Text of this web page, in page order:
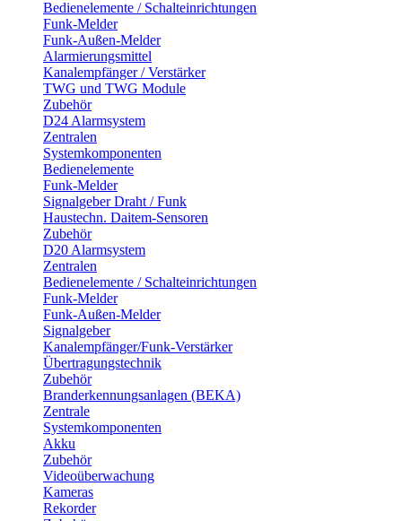
Bedienelemente / Schalteinrichtungen
Funk-Melder
Funk-Außen-Melder
Alarmierungsmittel
Kanalempfänger / Verstärker
TWG und TWG Module
Zubehör
D24 Alarmsystem
Zentralen
Systemkomponenten
Bedienelemente
Funk-Melder
Signalgeber Draht / Funk
Haustechn. Daitem-Sensoren
Zubehör
D20 Alarmsystem
Zentralen
Bedienelemente / Schalteinrichtungen
Funk-Melder
Funk-Außen-Melder
Signalgeber
Kanalempfänger/Funk-Verstärker
Übertragungstechnik
Zubehör
Branderkennungsanlagen (BEKA)
Zentrale
Systemkomponenten
Akku
Zubehör
Videoüberwachung
Kameras
Rekorder